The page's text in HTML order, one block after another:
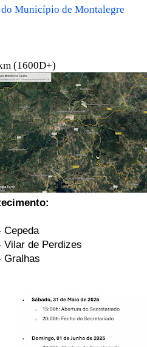
Município de Montalegre
(1600D+)
Cepeda
Vilar de Perdizes
Gralhas